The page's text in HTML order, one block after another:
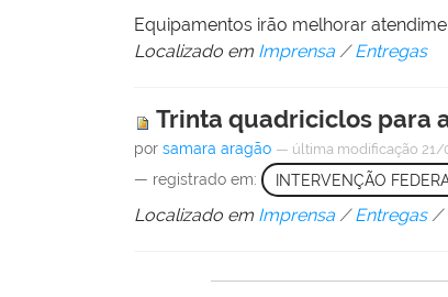
Equipamentos irão melhorar
Localizado em Imprensa /Entregas
Trinta quadriciclos para
por samara aragão — última modificação 21/
— registrado em: INTERVENÇÃO
Localizado em Imprensa /Entregas /